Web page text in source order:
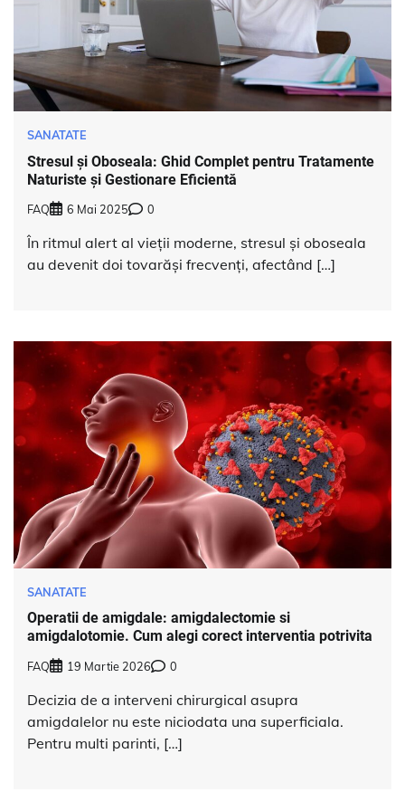
SANATATE
Stresul și Oboseala: Ghid Complet pentru Tratamente
Naturiste și Gestionare Eficientă
FAQ 6 Mai 2025 0
În ritmul alert al vieții moderne, stresul și oboseala
au devenit doi tovarăși frecvenți, afectând […]
SANATATE
Operatii de amigdale: amigdalectomie si
amigdalotomie. Cum alegi corect interventia potrivita
FAQ 19 Martie 2026 0
Decizia de a interveni chirurgical asupra
amigdalelor nu este niciodata una superficiala.
Pentru multi parinti, […]